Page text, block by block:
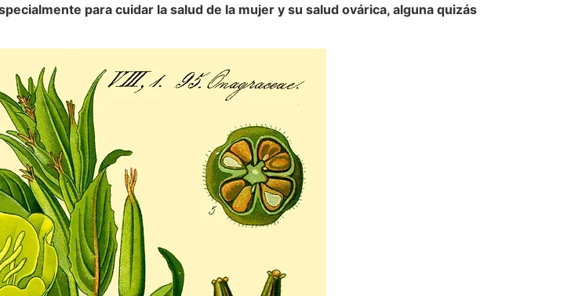
para cuidar la salud de la mujer y su salud ovárica, alguna quizás